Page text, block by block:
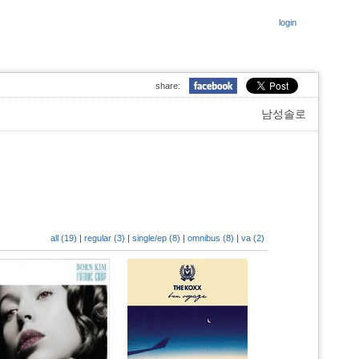
login
share:
남성솔로
all (19) | regular (3) | single/ep (8) | omnibus (8) | va (2)